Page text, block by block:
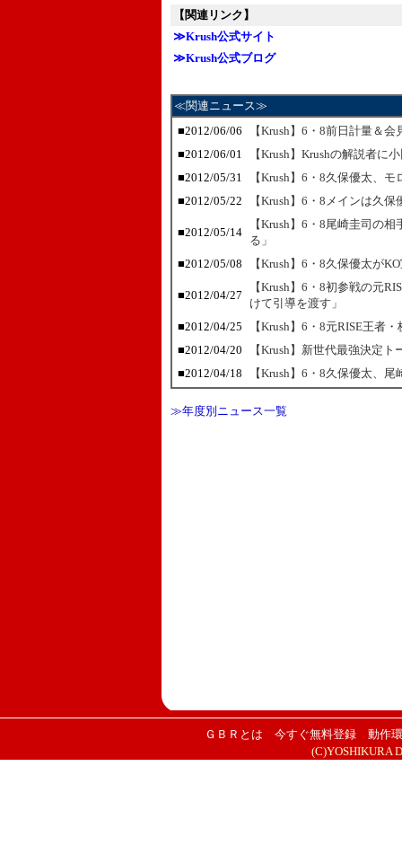
【関連リンク】
≫Krush公式サイト
≫Krush公式ブログ
≪関連ニュース≫
■2012/06/06
【Krush】6・8前日計量＆
■2012/06/01
【Krush】Krushの解説者に
■2012/05/31
【Krush】6・8久保優太、
■2012/05/22
【Krush】6・8メインは久
■2012/05/14
【Krush】6・8尾崎圭司の
る」
■2012/05/08
【Krush】6・8久保優太が
■2012/04/27
【Krush】6・8初参戦の元
けて引導を渡す」
■2012/04/25
【Krush】6・8元RISE王者
■2012/04/20
【Krush】新世代最強決定
■2012/04/18
【Krush】6・8久保優太、
≫年度別ニュース一覧
ＧＢＲとは 今すぐ無料登録
動作
(C)YOSHIKURA